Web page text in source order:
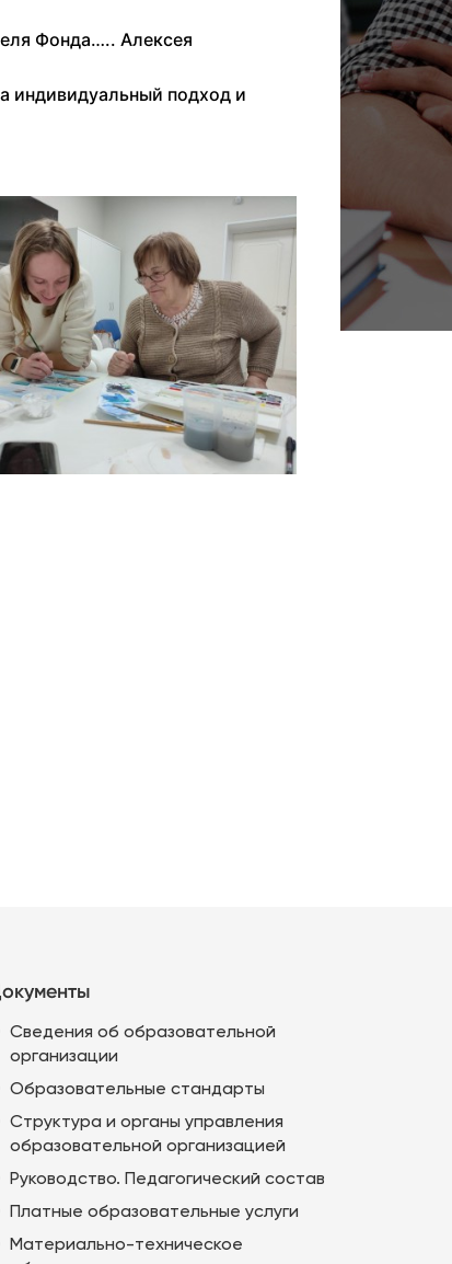
Фонда….. Алексея
индивидуальный подход и
Сведения об образовательной
организации
Образовательные стандарты
Структура и органы управления
образовательной организацией
Руководство. Педагогический состав
Платные образовательные услуги
Материально-техническое